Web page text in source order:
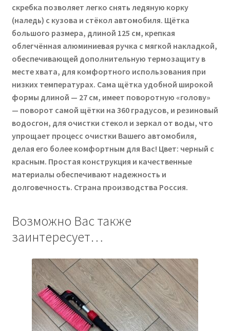
скребка позволяет легко снять ледяную корку
(наледь) с кузова и стёкол автомобиля. Щётка
большого размера, длиной 125 см, крепкая
облегчённая алюминиевая ручка с мягкой накладкой,
обеспечивающей дополнительную термозащиту в
месте хвата, для комфортного использования при
низких температурах. Сама щётка удобной широкой
формы длиной — 27 см, имеет поворотную «голову»
— поворот самой щётки на 360 градусов, и резиновый
водосгон, для очистки стекол и зеркал от воды, что
упрощает процесс очистки Вашего автомобиля,
делая его более комфортным для Вас! Цвет: черный с
красным. Простая конструкция и качественные
материалы обеспечивают надежность и
долговечность. Страна производства Россия.
Возможно Вас также
заинтересует…